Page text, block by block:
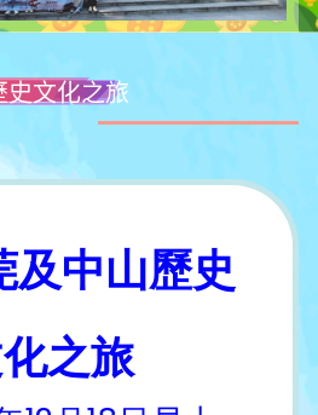
文化之旅
及中山歷史
之旅